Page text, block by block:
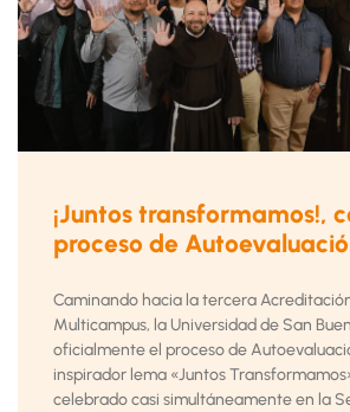
¡Juntos transformamos!,
proceso de
Caminando hacia la tercera
Multicampus, la Universidad de San
oficialmente el proceso de
inspirador lema «Juntos
celebrado casi simultáneamente en la